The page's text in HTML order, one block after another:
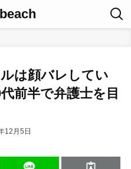
は顔バレしてい
前半で弁護士を目
12月5日